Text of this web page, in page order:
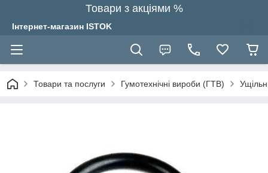
Товари з акціями %
Інтернет-магазин ISTOK
Товари та послуги Гумотехнічні вироби (ГТВ)